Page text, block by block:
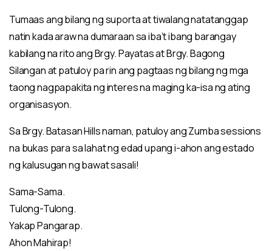
Tumaas ang bilang ng suporta at tiwalang natatanggap
natin kada araw na dumaraan sa iba’t ibang barangay
kabilang na rito ang Brgy. Payatas at Brgy. Bagong
Silangan at patuloy pa rin ang pagtaas ng bilang ng mga
taong nagpapakita ng interes na maging ka-isa ng ating
organisasyon.
Sa Brgy. Batasan Hills naman, patuloy ang Zumba sessions
na bukas para sa lahat ng edad upang i-ahon ang estado
ng kalusugan ng bawat sasali!
Sama-Sama.
Tulong-Tulong.
Yakap Pangarap.
Ahon Mahirap!